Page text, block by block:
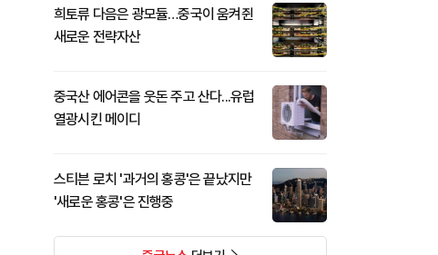
희토류 다음은 광모듈…중국이 움켜쥔
새로운 전략자산
중국산 에어콘을 웃돈 주고 산다...유럽
열광시킨 메이디
스티븐 로치 '과거의 홍콩'은 끝났지만
'새로운 홍콩'은 진행중